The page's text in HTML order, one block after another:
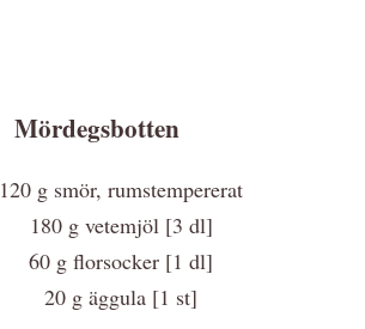
Mördegsbotten
120 g smör, rumstempererat
180 g vetemjöl [3 dl]
60 g florsocker [1 dl]
20 g äggula [1 st]